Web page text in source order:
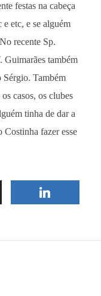
festas na cabeça
etc, e se alguém
recente Sp.
Guimarães também
Sérgio. Também
casos, os clubes
tinha de dar a
fazer esse